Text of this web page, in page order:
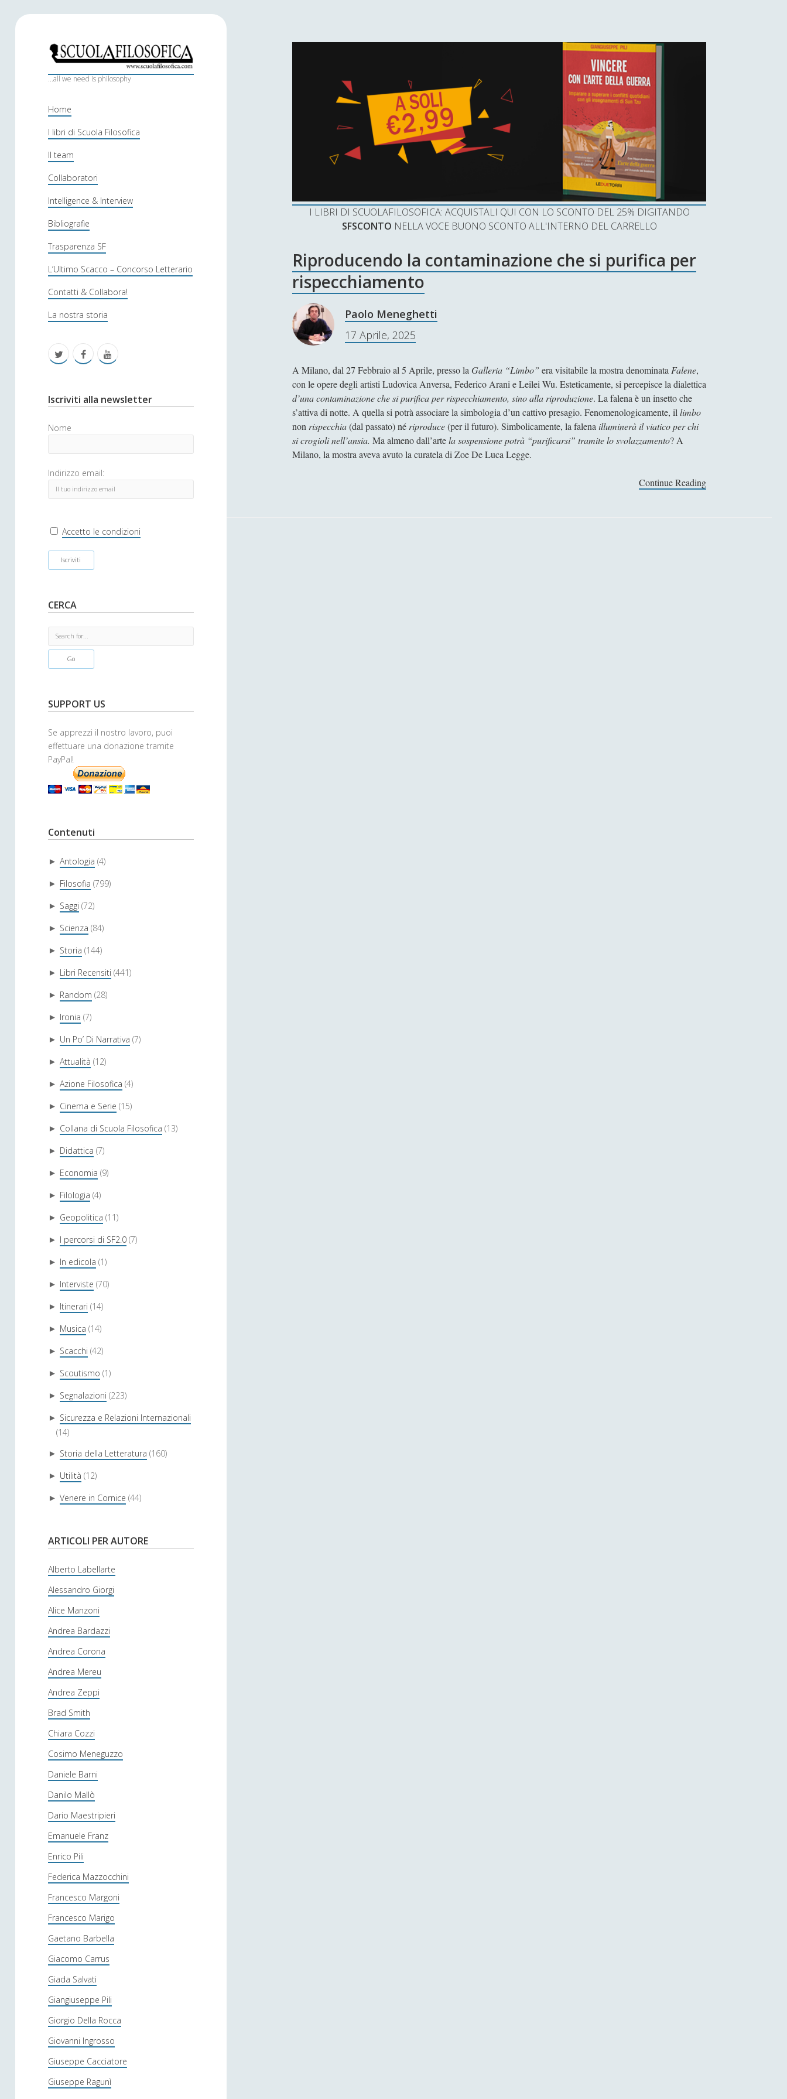
S
c
o
l
a
f
i
l
o
s
o
f
c
...all we need is philosophy
Home
I libri di Scuola Filosofica
Il team
Collaboratori
Intelligence & Interview
Bibliografie
Trasparenza SF
L’Ultimo Scacco – Concorso Letterario
Contatti & Collabora!
La nostra storia
i
t
r
f
c
b
o
k
u
u
e
S
i
e
b
r
Iscriviti alla newsletter
Nome
Indirizzo email:
Accetto le condizioni
CERCA
e
h
SUPPORT US
Se apprezzi il nostro lavoro, puoi
effettuare una donazione tramite
PayPal!
Contenuti
► Antologia (4)
► Filosofia (799)
► Saggi (72)
► Scienza (84)
► Storia (144)
► Libri Recensiti (441)
► Random (28)
► Ironia (7)
► Un Po’ Di Narrativa (7)
► Attualità (12)
► Azione Filosofica (4)
► Cinema e Serie (15)
► Collana di Scuola Filosofica (13)
► Didattica (7)
► Economia (9)
► Filologia (4)
► Geopolitica (11)
► I percorsi di SF2.0 (7)
► In edicola (1)
► Interviste (70)
► Itinerari (14)
► Musica (14)
► Scacchi (42)
► Scoutismo (1)
► Segnalazioni (223)
► Sicurezza e Relazioni Internazionali
(14)
► Storia della Letteratura (160)
► Utilità (12)
► Venere in Cornice (44)
ARTICOLI PER AUTORE
Alberto Labellarte
Alessandro Giorgi
Alice Manzoni
Andrea Bardazzi
Andrea Corona
Andrea Mereu
Andrea Zeppi
Brad Smith
Chiara Cozzi
Cosimo Meneguzzo
Daniele Barni
Danilo Mallò
Dario Maestripieri
Emanuele Franz
Enrico Pili
Federica Mazzocchini
Francesco Margoni
Francesco Marigo
Gaetano Barbella
Giacomo Carrus
Giada Salvati
Giangiuseppe Pili
Giorgio Della Rocca
Giovanni Ingrosso
Giuseppe Cacciatore
Giuseppe Ragunì
I LIBRI DI SCUOLAFILOSOFICA: ACQUISTALI QUI CON LO SCONTO DEL 25% DIGITANDO
SFSCONTO NELLA VOCE BUONO SCONTO ALL'INTERNO DEL CARRELLO
Riproducendo la contaminazione che si purifica per
rispecchiamento
Paolo Meneghetti
17 Aprile, 2025
A Milano, dal 27 Febbraio al 5 Aprile, presso laGalleria “Limbo” era visitabile la mostra denominata Falene,
con le opere degli artisti Ludovica Anversa, Federico Arani e Leilei Wu. Esteticamente, si percepisce la dialettica
d’una contaminazione che si purifica per rispecchiamento, sino alla riproduzione. La falena è un insetto che
s’attiva di notte. A quella si potrà associare la simbologia d’un cattivo presagio. Fenomenologicamente, illimbo
non rispecchia(dal passato) né riproduce(per il futuro). Simbolicamente, la falena illuminerà il viatico per chi
si crogioli nell’ansia. Ma almeno dall’artela sospensione potrà “purificarsi” tramite lo svolazzamento? A
Milano, la mostra aveva avuto la curatela di Zoe De Luca Legge.
Continue Reading